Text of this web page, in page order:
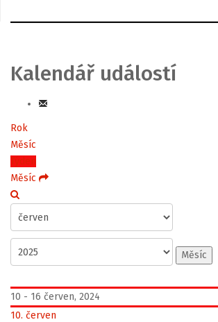
Kalendář událostí
Rok
Měsíc
Týden
Měsíc
Měsíc
10 - 16 červen, 2024
10. červen